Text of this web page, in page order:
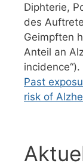
Diphterie,
des
Geimpften
Anteil an
incidence“).
Past
risk of